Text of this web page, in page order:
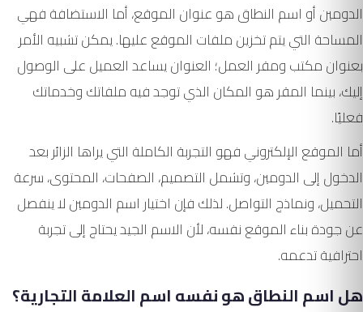
الدومين أو اسم النطاق هو عنوان الموقع، أما الاستضافة فهي
المساحة التي يتم تخزين ملفات الموقع عليها. يمكن تشبيه الأمر
بعنوان مكتب ومقر العمل؛ العنوان يساعد العميل على الوصول
إليك، بينما المقر هو المكان الذي توجد فيه ملفاتك وخدماتك
فعليًا.
أما الموقع الإلكتروني فهو التجربة الكاملة التي يراها الزائر بعد
الدخول إلى الدومين، وتشمل التصميم، الصفحات، المحتوى، سرعة
التحميل، ونماذج التواصل. لذلك فإن اختيار اسم الدومين لا ينفصل
عن جودة بناء الموقع نفسه، لأن الاسم الجيد يحتاج إلى تجربة
احترافية تدعمه.
هل اسم النطاق هو نفسه اسم العلامة التجارية؟